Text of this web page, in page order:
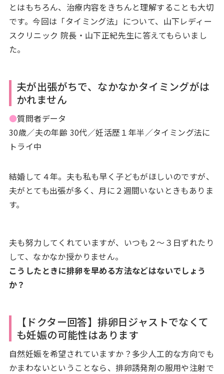
とはもちろん、治療内容をきちんと理解することも大切
です。今回は「タイミング法」について、山下レディー
スクリニック 院長・山下正紀先生に答えてもらいまし
た。
夫が出張がちで、なかなかタイミングがは
かれません
●質問者データ
30歳／夫の年齢 30代／妊活歴１年半／タイミング法に
トライ中
結婚して４年。夫も私も早く子どもがほしいのですが、
夫がとても出張が多く、月に２週間いないときもありま
す。
夫も努力してくれていますが、いつも２～３日ずれたり
して、なかなか授かりません。
こうしたときに排卵を早める方法などはないでしょう
か？
【ドクター回答】排卵日ジャストでなくて
も妊娠の可能性はあります
自然妊娠を希望されていますか？多少人工的な方向でも
かまわないということなら、排卵誘発剤の服用や注射で